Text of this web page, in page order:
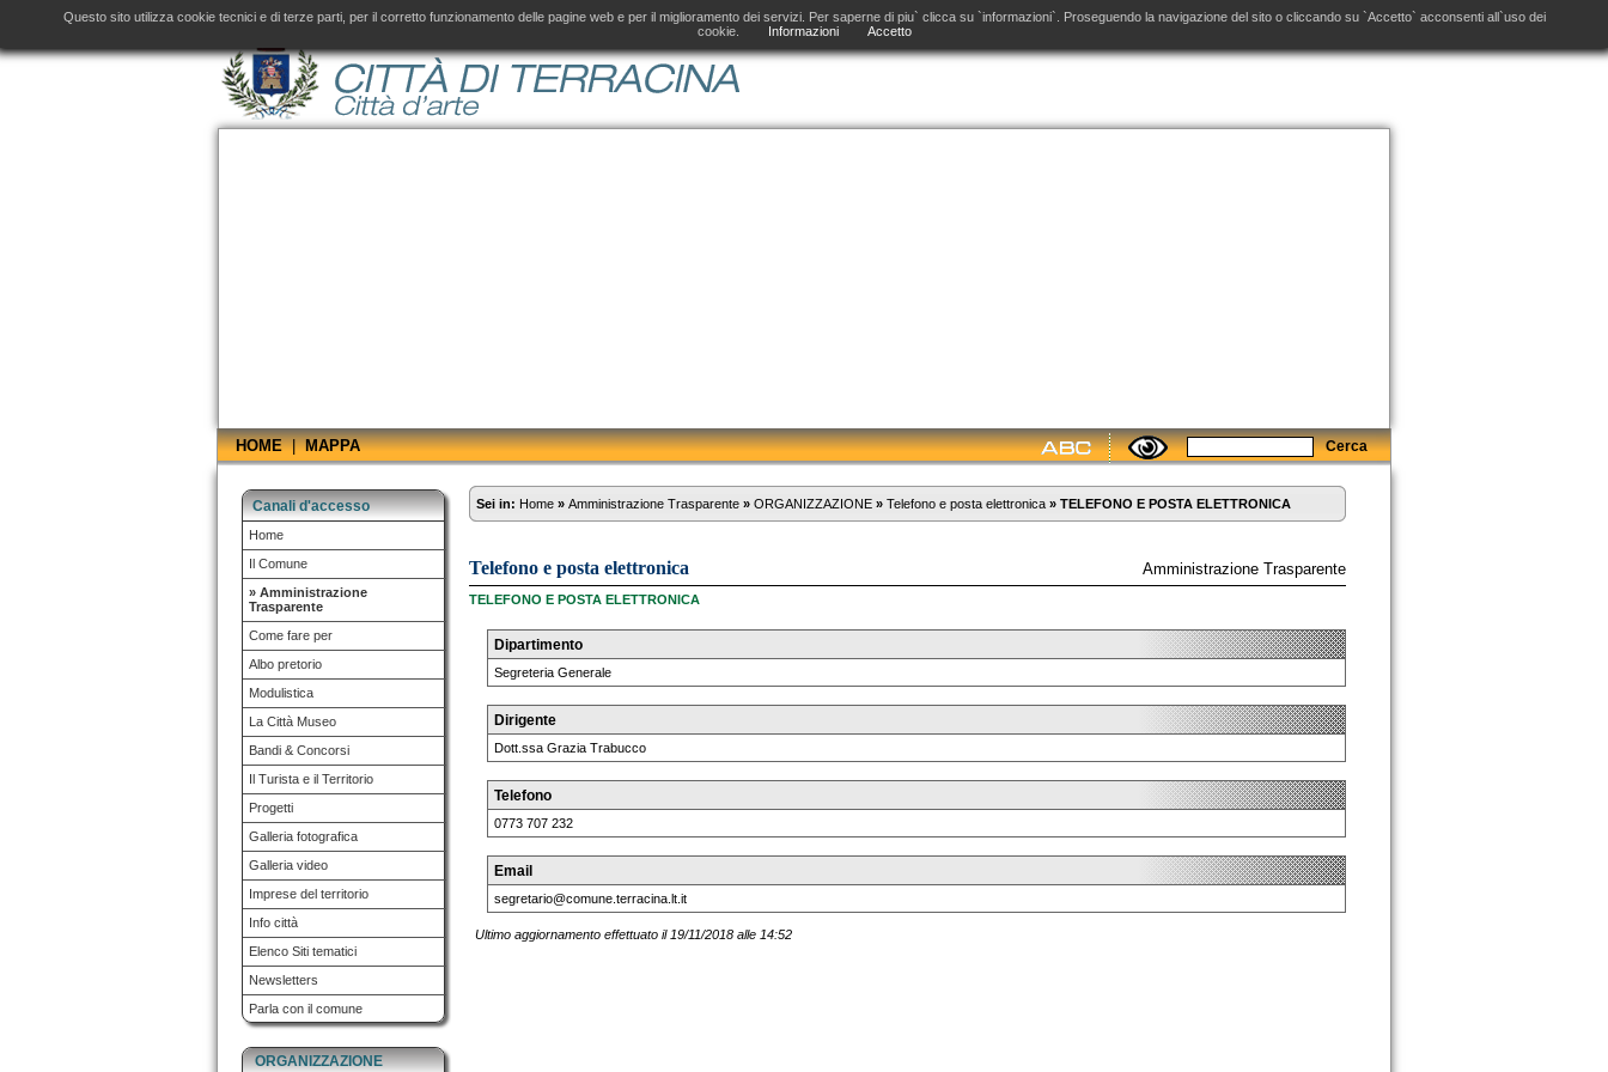
HOME|MAPPA
Canali d'accesso
Home
Il Comune
» Amministrazione
Trasparente
Come fare per
Albo pretorio
Modulistica
La Città Museo
Bandi & Concorsi
Il Turista e il Territorio
Progetti
Galleria fotografica
Galleria video
Imprese del territorio
Info città
Elenco Siti tematici
Newsletters
Parla con il comune
ORGANIZZAZIONE
Sei in: Home » Amministrazione Trasparente » ORGANIZZAZIONE » Telefono e posta elettronica » TELEFONO E POSTA ELETTRONICA
Telefono e posta elettronica Amministrazione Trasparente
TELEFONO E POSTA ELETTRONICA
Dipartimento
Segreteria Generale
Dirigente
Dott.ssa Grazia Trabucco
Telefono
0773 707 232
Email
segretario@comune.terracina.lt.it
Ultimo aggiornamento effettuato il 19/11/2018 alle 14:52
Questo sito utilizza cookie tecnici e di terze parti, per il corretto funzionamento delle pagine web e per il miglioramento dei servizi. Per saperne di piu` clicca su `informazioni`. Proseguendo la navigazione del sito o cliccando su `Accetto` acconsenti all`uso dei
cookie.
Informazioni Accetto